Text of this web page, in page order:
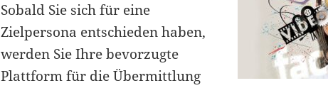
Sobald Sie sich für eine
Zielpersona entschieden haben,
werden Sie Ihre bevorzugte
Plattform für die Übermittlung